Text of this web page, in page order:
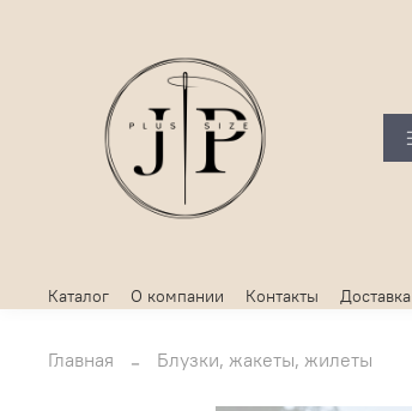
Каталог О компании Контакты Доставка
Главная Блузки, жакеты, жилеты